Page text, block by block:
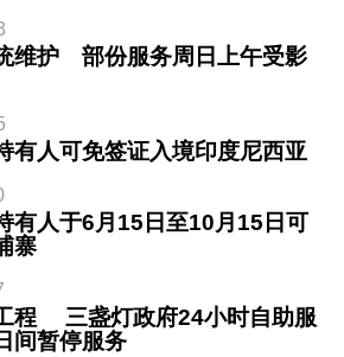
维护 部份服务周日上午受影
有人可免签证入境印度尼西亚
有人于6月15日至10月15日可
寨
程 三盏灯政府24小时自助服
间暂停服务